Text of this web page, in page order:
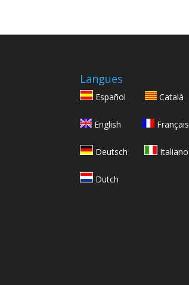
Langues
Español Català
English Français
Deutsch Italiano
Dutch